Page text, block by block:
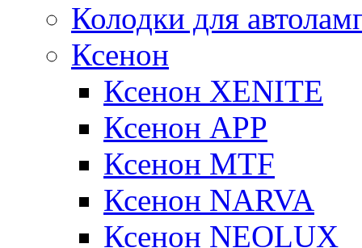
Колодки для
Ксенон
Ксенон XENITE
Ксенон APP
Ксенон MTF
Ксенон NARVA
Ксенон NEOLUX